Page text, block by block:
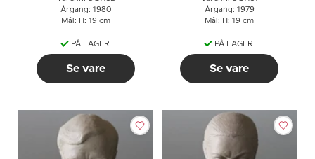
Årgang: 1980
Mål: H: 19 cm
PÅ LAGER
Se vare
Årgang: 1979
Mål: H: 19 cm
PÅ LAGER
Se vare